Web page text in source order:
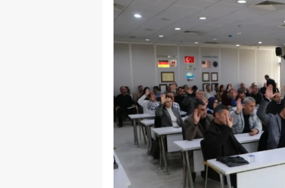
Şırnak
Iğdır
Yalova